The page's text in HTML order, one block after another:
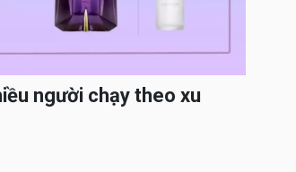
người chạy theo xu